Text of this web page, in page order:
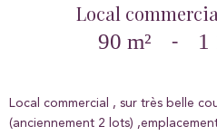
Local
90 m²
- 1
Local commercial , sur très belle
(anciennement 2 lots)